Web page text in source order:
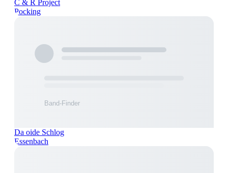
C & R Project
Pocking
Da oide Schlog
Essenbach